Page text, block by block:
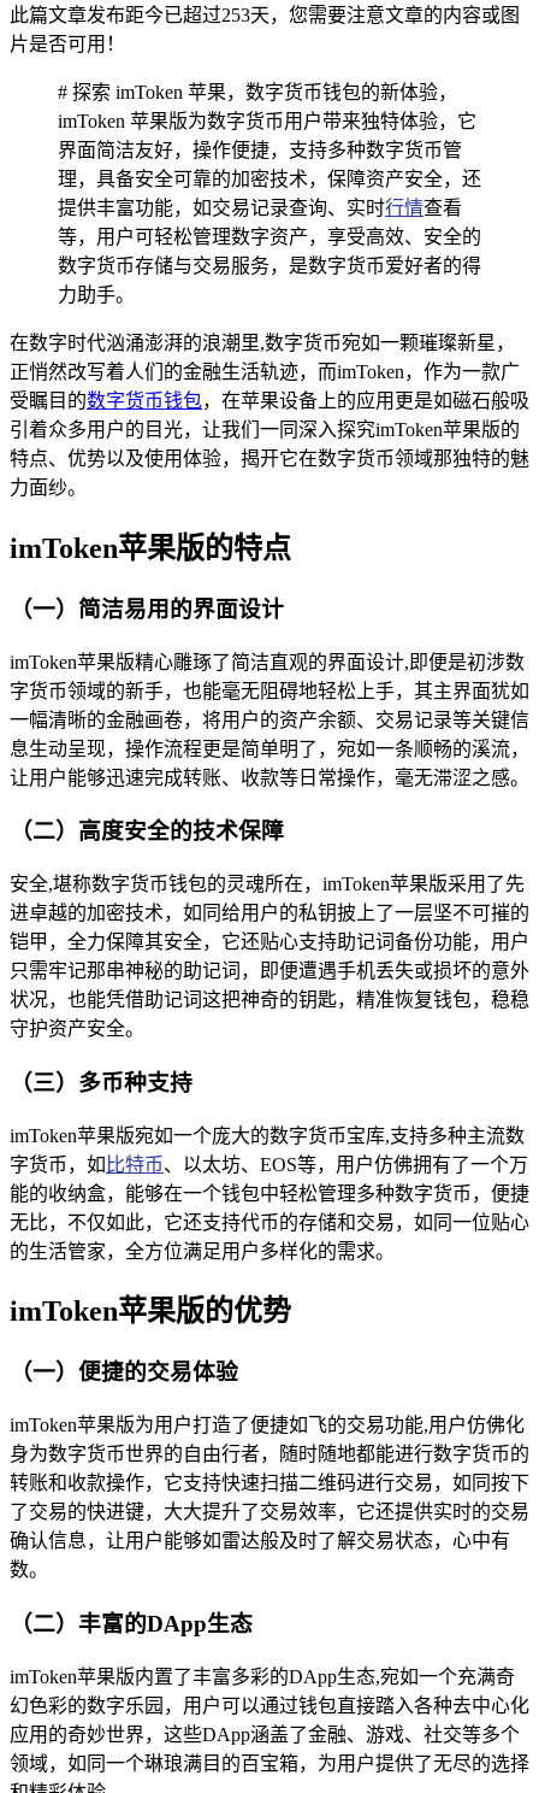
此篇文章发布距今已超过253天，您需要注意文章的内容或图
片是否可用！
# 探索 imToken 苹果，数字货币钱包的新体验，
imToken 苹果版为数字货币用户带来独特体验，它
界面简洁友好，操作便捷，支持多种数字货币管
理，具备安全可靠的加密技术，保障资产安全，还
提供丰富功能，如交易记录查询、实时行情查看
等，用户可轻松管理数字资产，享受高效、安全的
数字货币存储与交易服务，是数字货币爱好者的得
力助手。
在数字时代汹涌澎湃的浪潮里,数字货币宛如一颗璀璨新星，
正悄然改写着人们的金融生活轨迹，而imToken，作为一款广
受瞩目的数字货币钱包，在苹果设备上的应用更是如磁石般吸
引着众多用户的目光，让我们一同深入探究imToken苹果版的
特点、优势以及使用体验，揭开它在数字货币领域那独特的魅
力面纱。
imToken苹果版的特点
（一）简洁易用的界面设计
imToken苹果版精心雕琢了简洁直观的界面设计,即便是初涉数
字货币领域的新手，也能毫无阻碍地轻松上手，其主界面犹如
一幅清晰的金融画卷，将用户的资产余额、交易记录等关键信
息生动呈现，操作流程更是简单明了，宛如一条顺畅的溪流，
让用户能够迅速完成转账、收款等日常操作，毫无滞涩之感。
（二）高度安全的技术保障
安全,堪称数字货币钱包的灵魂所在，imToken苹果版采用了先
进卓越的加密技术，如同给用户的私钥披上了一层坚不可摧的
铠甲，全力保障其安全，它还贴心支持助记词备份功能，用户
只需牢记那串神秘的助记词，即便遭遇手机丢失或损坏的意外
状况，也能凭借助记词这把神奇的钥匙，精准恢复钱包，稳稳
守护资产安全。
（三）多币种支持
imToken苹果版宛如一个庞大的数字货币宝库,支持多种主流数
字货币，如 比特币、以太坊、EOS等，用户仿佛拥有了一个万
能的收纳盒，能够在一个钱包中轻松管理多种数字货币，便捷
无比，不仅如此，它还支持代币的存储和交易，如同一位贴心
的生活管家，全方位满足用户多样化的需求。
imToken苹果版的优势
（一）便捷的交易体验
imToken苹果版为用户打造了便捷如飞的交易功能,用户仿佛化
身为数字货币世界的自由行者，随时随地都能进行数字货币的
转账和收款操作，它支持快速扫描二维码进行交易，如同按下
了交易的快进键，大大提升了交易效率，它还提供实时的交易
确认信息，让用户能够如雷达般及时了解交易状态，心中有
数。
（二）丰富的DApp生态
imToken苹果版内置了丰富多彩的DApp生态,宛如一个充满奇
幻色彩的数字乐园，用户可以通过钱包直接踏入各种去中心化
应用的奇妙世界，这些DApp涵盖了金融、游戏、社交等多个
领域，如同一个琳琅满目的百宝箱，为用户提供了无尽的选择